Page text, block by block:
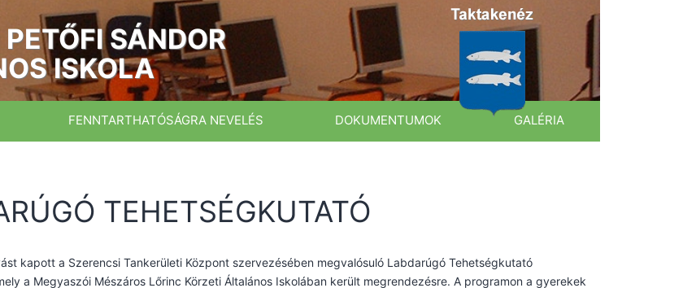
SÁNDOR
ISKOLA
FENNTARTHATÓSÁGRA NEVELÉS DOKUMENTUMOK GALÉRIA
TEHETSÉGKUTATÓ
kapott a Szerencsi Tankerületi Központ szervezésében megvalósuló Labdarúgó Tehetségkutató
a Megyaszói Mészáros Lőrinc Körzeti Általános Iskolában került megrendezésre. A programon a gyerekek